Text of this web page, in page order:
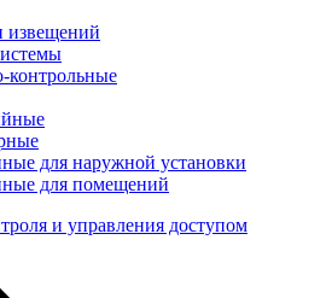
извещений
для наружной установки
для помещений
и управления доступом